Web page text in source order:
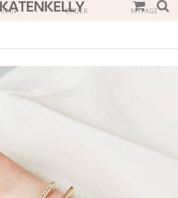
JOIN ORDER MYPAGE